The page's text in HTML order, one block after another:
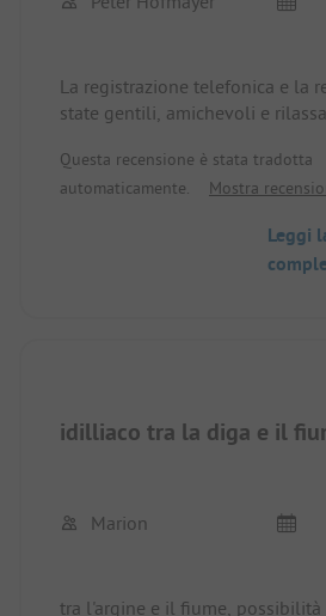
La registrazione telefonica e la
state gentili, amichevoli e
storico (Little Amsterdam!). Il
tenuto, i servizi igienici non
soddisfatti. Anche lo snack bar è
non è un ristorante stellato ma
Questa recensione è stata tradotta
automaticamente.
Mostra
Leggi
idilliaco tra la diga e il
Marion
tra l'argine e il fiume, possibilità